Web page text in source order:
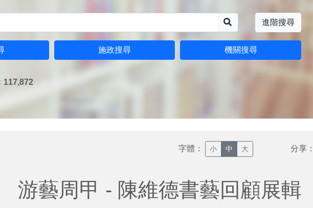
進階搜尋
施政搜尋 機關搜尋
117,872
字體： 小 中 大 分享：
游藝周甲 - 陳維德書藝回顧展輯